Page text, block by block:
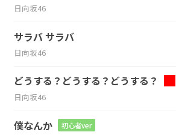
日向坂46
サラバ サラバ
日向坂46
どうする？どうする？どうする？
日向坂46
僕なんか 初心者ver